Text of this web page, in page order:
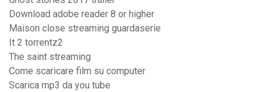
Download adobe reader 8 or higher
Maison close streaming guardaserie
It 2 torrentz2
The saint streaming
Come scaricare film su computer
Scarica mp3 da you tube